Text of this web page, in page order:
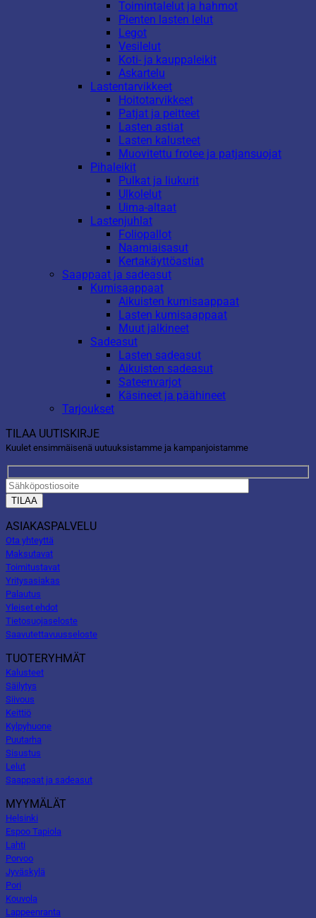
Toimintalelut ja hahmot
Pienten lasten lelut
Legot
Vesilelut
Koti- ja kauppaleikit
Askartelu
Lastentarvikkeet
Hoitotarvikkeet
Patjat ja peitteet
Lasten astiat
Lasten kalusteet
Muovitettu frotee ja patjansuojat
Pihaleikit
Pulkat ja liukurit
Ulkolelut
Uima-altaat
Lastenjuhlat
Foliopallot
Naamiaisasut
Kertakäyttöastiat
Saappaat ja sadeasut
Kumisaappaat
Aikuisten kumisaappaat
Lasten kumisaappaat
Muut jalkineet
Sadeasut
Lasten sadeasut
Aikuisten sadeasut
Sateenvarjot
Käsineet ja päähineet
Tarjoukset
TILAA UUTISKIRJE
Kuulet ensimmäisenä uutuuksistamme ja kampanjoistamme
ASIAKASPALVELU
Ota yhteyttä
Maksutavat
Toimitustavat
Yritysasiakas
Palautus
Yleiset ehdot
Tietosuojaseloste
Saavutettavuusseloste
TUOTERYHMÄT
Kalusteet
Säilytys
Siivous
Keittiö
Kylpyhuone
Puutarha
Sisustus
Lelut
Saappaat ja sadeasut
MYYMÄLÄT
Helsinki
Espoo Tapiola
Lahti
Porvoo
Jyväskylä
Pori
Kouvola
Lappeenranta